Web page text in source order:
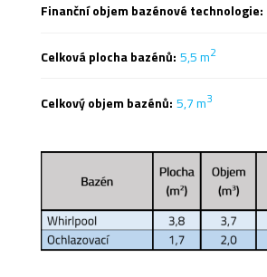
Finanční objem bazénové technologie:
Celková plocha bazénů: 5,5 m2
Celkový objem bazénů: 5,7 m3